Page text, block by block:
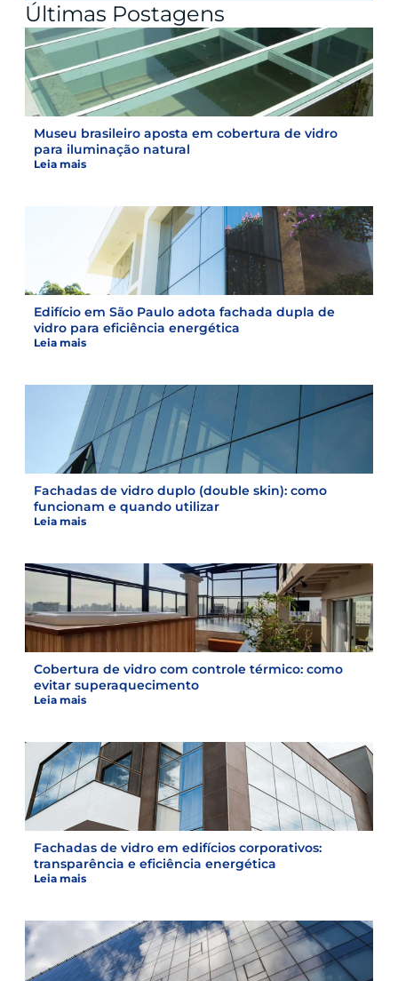
Últimas Postagens
Museu brasileiro aposta em cobertura de vidro
para iluminação natural
Leia mais
Edifício em São Paulo adota fachada dupla de
vidro para eficiência energética
Leia mais
Fachadas de vidro duplo (double skin): como
funcionam e quando utilizar
Leia mais
Cobertura de vidro com controle térmico: como
evitar superaquecimento
Leia mais
Fachadas de vidro em edifícios corporativos:
transparência e eficiência energética
Leia mais